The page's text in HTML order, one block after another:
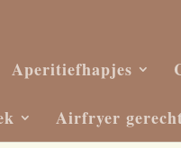
Aperitiefhapjes
Airfryer